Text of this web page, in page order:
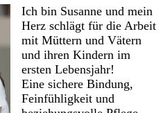
Ich bin Susanne und mein
Herz schlägt für die Arbeit
mit Müttern und Vätern
und ihren Kindern im
ersten Lebensjahr!
Eine sichere Bindung,
Feinfühligkeit und